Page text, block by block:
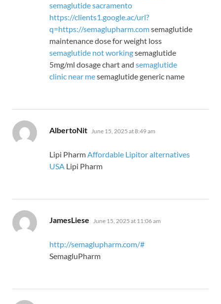
semaglutide sacramento
https://clients1.google.ac/url?
q=https://semaglupharm.comsemaglutide
maintenance dose for weight loss
semaglutide not workingsemaglutide
5mg/ml dosage chart and semaglutide
clinic near mesemaglutide generic name
AlbertoNit says:
June 15, 2025 at 8:49 am
Lipi PharmAffordable Lipitor alternatives
USA Lipi Pharm
JamesLiese says:
June 15, 2025 at 11:06 am
http://semaglupharm.com/#
SemagluPharm